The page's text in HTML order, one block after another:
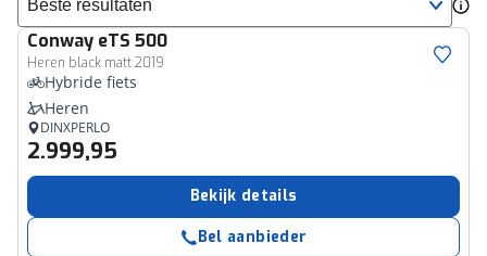
Sorteer resultaten
Conway eTS 500
Heren black matt 2019
Hybride fiets
Heren
DINXPERLO
2.999,95
Bekijk details
Bel aanbieder